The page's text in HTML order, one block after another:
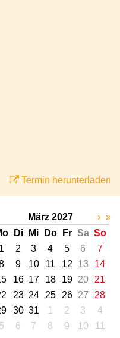
Termin herunterladen
März 2027
Di Mi Do Fr Sa So
1
2 3 4 5 6
7
9 10 11 12 13
14
16 17 18 19 20
21
23 24 25 26 27
28
30 31 1 2 3
4
5
6 7 8 9 10 11
› »